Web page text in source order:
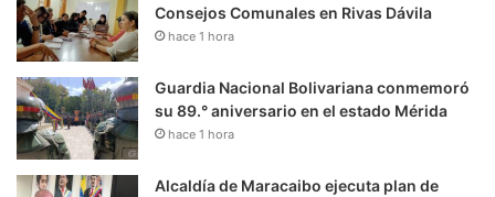
Consejos Comunales en Rivas Dávila
hace 1 hora
Guardia Nacional Bolivariana conmemoró
su 89.° aniversario en el estado Mérida
hace 1 hora
Alcaldía de Maracaibo ejecuta plan de